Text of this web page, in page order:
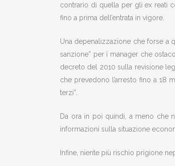
contrario di quella per gli ex reati
fino a prima dell’entrata in vigore.
Una depenalizzazione che forse a
sanzione” per i manager che
decreto del 2010 sulla revisione
che prevedono l’arresto fino a 18
terzi”.
Da ora in poi quindi, a meno che
informazioni sulla situazione
Infine, niente più rischio prigione